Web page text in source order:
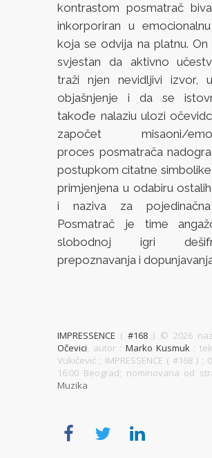
kontrastom posmatrač
inkorporiran u
koja se odvija na platnu. On
svjestan da aktivno
traži njen nevidljivi izvor,
objašnjenje i da se
takođe nalaziu ulozi
započet misaoni/
proces posmatrača
postupkom citatne
primjenjena u odabiru
i naziva za
Posmatrač je time
slobodnoj igri
prepoznavanja i
IMPRESSENCE (#168) © 2026
Očevici, autor : Marko Kusmuk ;
Vukičević ; IMPRESSENCE ( #168 ) ;
16:00 Beograd; nominovana od
Muzika